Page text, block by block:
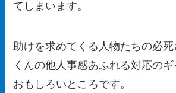
てしまいます。
助けを求めてくる人物たちの必
くんの他人事感あふれる対応の
おもしろいところです。